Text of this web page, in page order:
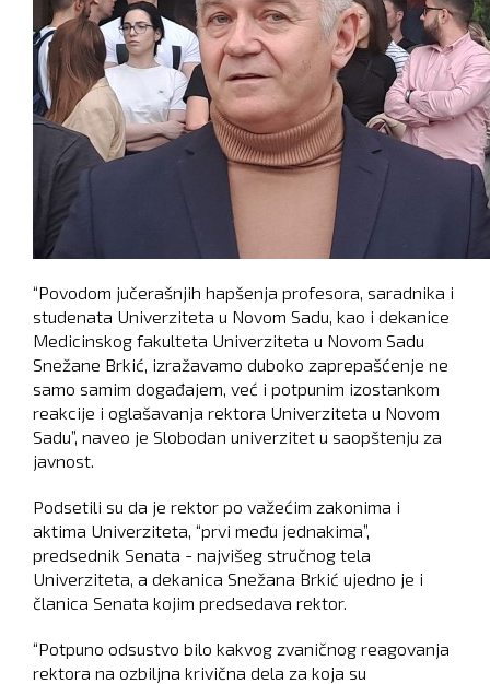
“Povodom jučerašnjih hapšenja profesora, saradnika i
studenata Univerziteta u Novom Sadu, kao i dekanice
Medicinskog fakulteta Univerziteta u Novom Sadu
Snežane Brkić, izražavamo duboko zaprepašćenje ne
samo samim događajem, već i potpunim izostankom
reakcije i oglašavanja rektora Univerziteta u Novom
Sadu”, naveo je Slobodan univerzitet u saopštenju za
javnost.
Podsetili su da je rektor po važećim zakonima i
aktima Univerziteta, “prvi među jednakima”,
predsednik Senata - najvišeg stručnog tela
Univerziteta, a dekanica Snežana Brkić ujedno je i
članica Senata kojim predsedava rektor.
“Potpuno odsustvo bilo kakvog zvaničnog reagovanja
rektora na ozbiljna krivična dela za koja su